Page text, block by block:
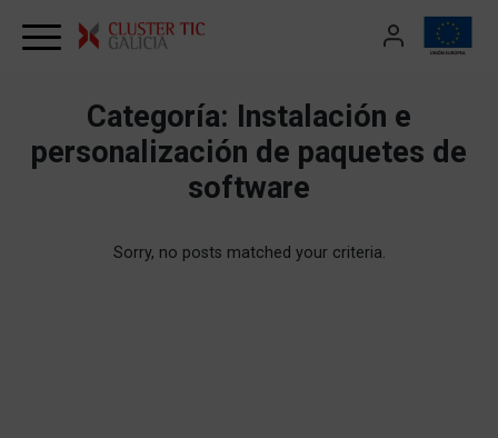
Categoría: Instalación e
personalización de paquetes de
software
Sorry, no posts matched your criteria.